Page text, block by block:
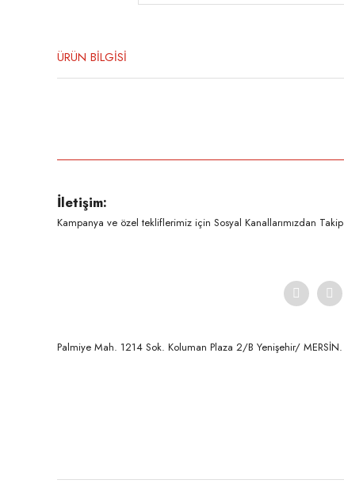
ÜRÜN BİLGİSİ
Ürün açıklamasında eksik bilgiler bulunuyor.
Ürün bilgilerinde hatalar bulunuyor.
İletişim:
Kampanya ve özel tekliflerimiz için Sosyal Kanallarımızdan
Palmiye Mah. 1214 Sok. Koluman Plaza 2/B Yenişehir/ MERSİN.ㅤㅤㅤㅤㅤㅤㅤㅤㅤㅤㅤㅤㅤㅤㅤㅤㅤㅤㅤㅤㅤㅤㅤㅤㅤㅤㅤㅤㅤㅤㅤㅤㅤㅤㅤ ㅤㅤㅤㅤㅤㅤㅤㅤㅤㅤ